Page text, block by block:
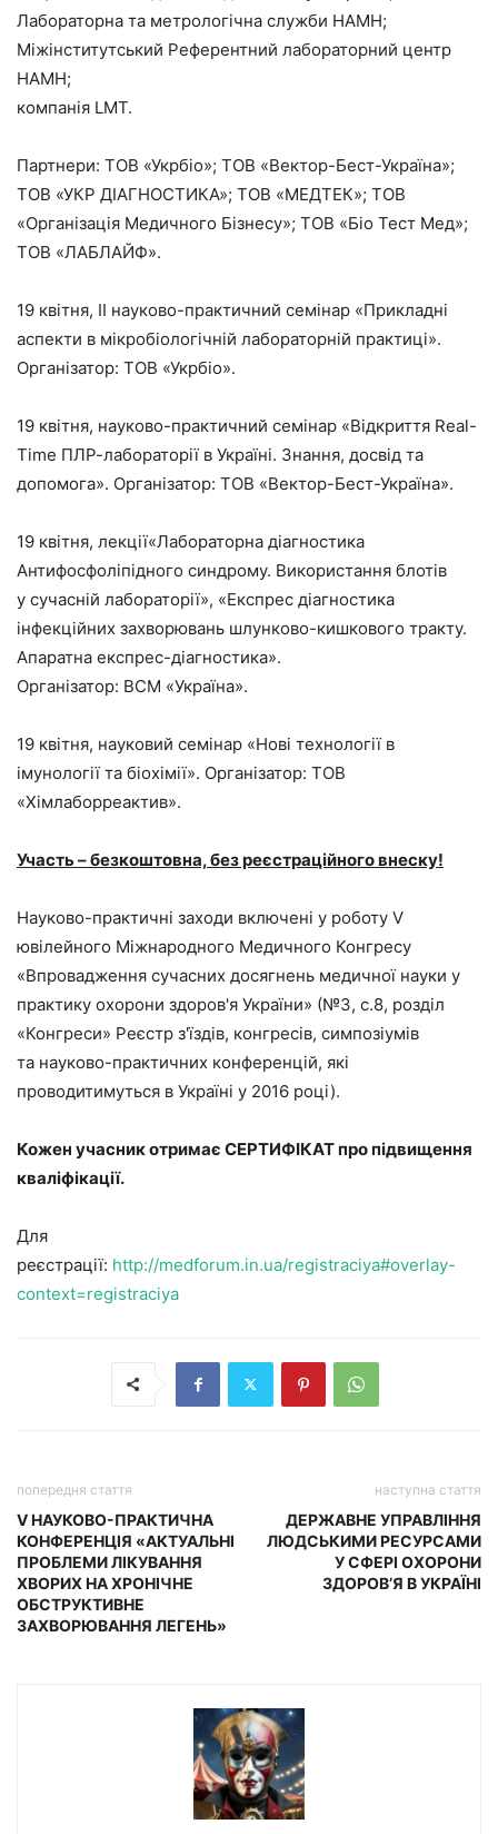
Лабораторна та метрологічна служби НАМН;
Міжінститутський Референтний лабораторний центр
НАМН;
компанія LMT.
Партнери: ТОВ «Укрбіо»; ТОВ «Вектор-Бест-Україна»;
ТОВ «УКР ДІАГНОСТИКА»; ТОВ «МЕДТЕК»; ТОВ
«Організація Медичного Бізнесу»; ТОВ «Біо Тест Мед»;
ТОВ «ЛАБЛАЙФ».
19 квітня, II науково-практичний семінар «Прикладні
аспекти в мікробіологічній лабораторній практиці».
Організатор: ТОВ «Укрбіо».
19 квітня, науково-практичний семінар «Відкриття Real-
Time ПЛР-лабораторії в Україні. Знання, досвід та
допомога». Організатор: ТОВ «Вектор-Бест-Україна».
19 квітня, лекції«Лабораторна діагностика
Антифосфоліпідного синдрому. Використання блотів
у сучасній лабораторії», «Експрес діагностика
інфекційних захворювань шлунково-кишкового тракту.
Апаратна експрес-діагностика».
Організатор: BCM «Україна».
19 квітня, науковий семінар «Нові технології в
імунології та біохімії». Організатор: ТОВ
«Хімлаборреактив».
Участь – безкоштовна, без реєстраційного внеску!
Науково-практичні заходи включені у роботу V
ювілейного Міжнародного Медичного Конгресу
«Впровадження сучасних досягнень медичної науки у
практику охорони здоров'я України» (№3, с.8, розділ
«Конгреси» Реєстр з'їздів, конгресів, симпозіумів
та науково-практичних конференцій, які
проводитимуться в Україні у 2016 році).
Кожен учасник отримає СЕРТИФІКАТ про підвищення
кваліфікації.
Для
реєстрації: http://medforum.in.ua/registraciya#overlay-
context=registraciya
попередня стаття
V НАУКОВО-ПРАКТИЧНА
КОНФЕРЕНЦІЯ «АКТУАЛЬНІ
ПРОБЛЕМИ ЛІКУВАННЯ
ХВОРИХ НА ХРОНІЧНЕ
ОБСТРУКТИВНЕ
ЗАХВОРЮВАННЯ ЛЕГЕНЬ»
наступна стаття
ДЕРЖАВНЕ УПРАВЛІННЯ
ЛЮДСЬКИМИ РЕСУРСАМИ
У СФЕРІ ОХОРОНИ
ЗДОРОВ’Я В УКРАЇНІ